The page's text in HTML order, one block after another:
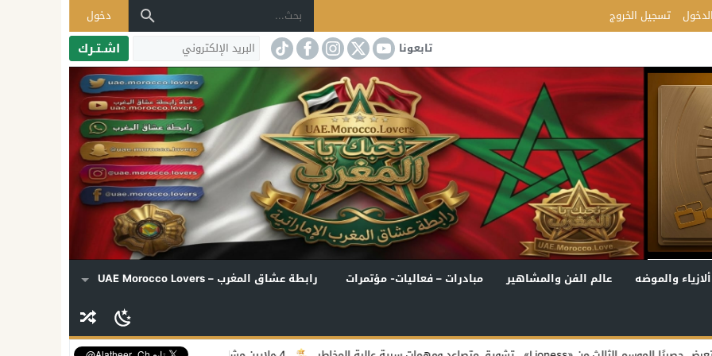
تسجيل الخروج
دخول
تابعونا اشـتـرك
والموضه عالم الفن والمشاهير مبادرات – فعاليات- مؤتمرات رابطة عشاق المغرب – UAE Morocco Lovers